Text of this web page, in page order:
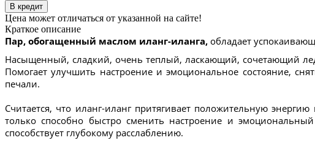
В кредит
Цена может отличаться от указанной на сайте!
Краткое описание
Пар, обогащенный маслом иланг-иланга, обладает
Насыщенный, сладкий, очень теплый, ласкающий, сочетающий
Помогает улучшить настроение и эмоциональное состояние,
печали.
Считается, что иланг-иланг притягивает положительную
только способно быстро сменить настроение и
способствует глубокому расслаблению.